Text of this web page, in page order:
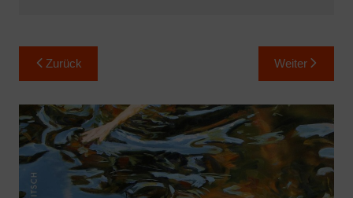
Beitragsnavigation
Zurück Weiter